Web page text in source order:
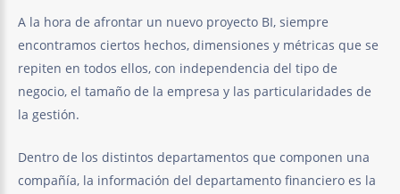
A la hora de afrontar un nuevo proyecto BI, siempre
encontramos ciertos hechos, dimensiones y métricas que se
repiten en todos ellos, con independencia del tipo de
negocio, el tamaño de la empresa y las particularidades de
la gestión.
Dentro de los distintos departamentos que componen una
compañía, la información del departamento financiero es la